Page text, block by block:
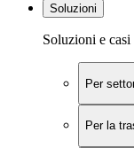
Soluzioni
Soluzioni e casi
Per
Per la